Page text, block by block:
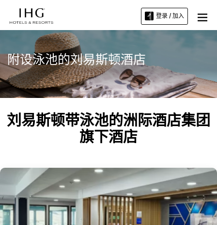
登录 / 加入
附设泳池的刘易斯顿酒店
刘易斯顿带泳池的洲际酒店集团
旗下酒店